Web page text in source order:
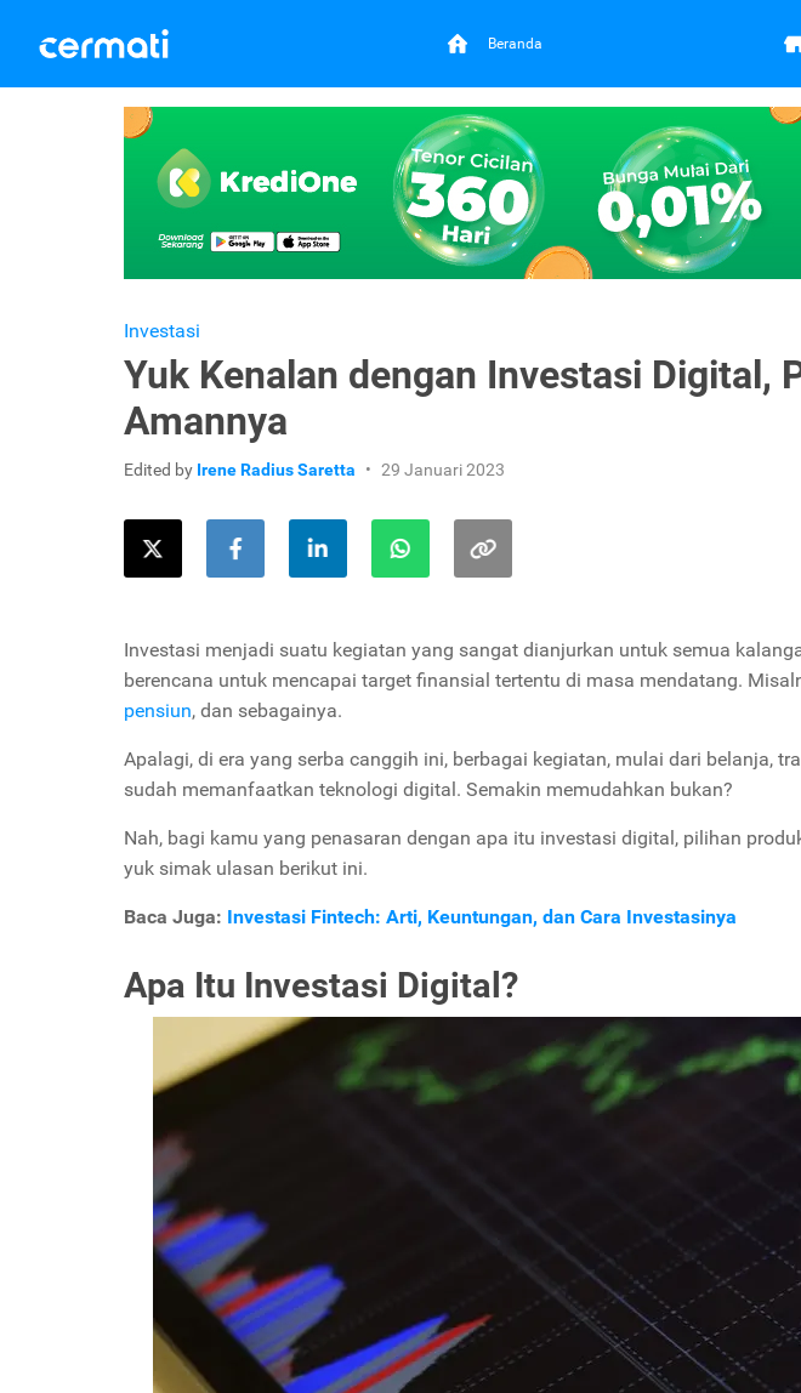
Beranda
Investasi
Yuk Kenalan dengan Investasi Digital,
Amannya
Edited by Irene Radius Saretta 29 Januari 2023
Investasi menjadi suatu kegiatan yang sangat dianjurkan untuk semua
berencana untuk mencapai target finansial tertentu di masa mendatang.
pensiun, dan sebagainya.
Apalagi, di era yang serba canggih ini, berbagai kegiatan, mulai dari belanja,
sudah memanfaatkan teknologi digital. Semakin memudahkan bukan?
Nah, bagi kamu yang penasaran dengan apa itu investasi digital, pilihan
yuk simak ulasan berikut ini.
Baca Juga: Investasi Fintech: Arti, Keuntungan, dan Cara Investasinya
Apa Itu Investasi Digital?